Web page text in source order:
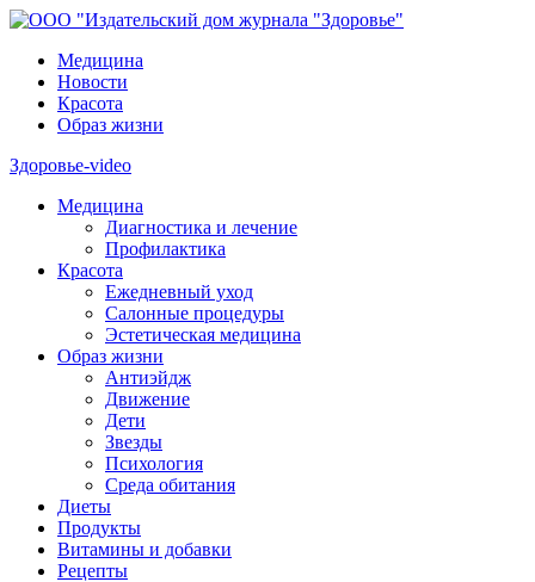
Медицина
Новости
Красота
Образ жизни
Здоровье-video
Медицина
Диагностика и лечение
Профилактика
Красота
Ежедневный уход
Салонные процедуры
Эстетическая медицина
Образ жизни
Антиэйдж
Движение
Дети
Звезды
Психология
Среда обитания
Диеты
Продукты
Витамины и добавки
Рецепты